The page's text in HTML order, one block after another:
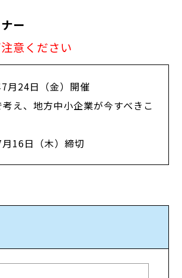
ー
意ください
24日（金）開催
え、地方中小企業が今すべきこ
16日（木）締切